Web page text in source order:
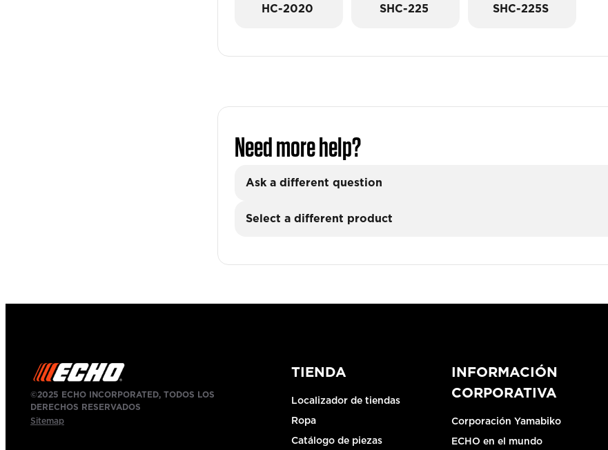
HC-2020 SHC-225 SHC-225S
Need more help?
Ask a different question
Select a different product
©2025 ECHO INCORPORATED, TODOS LOS
DERECHOS RESERVADOS
Sitemap
TIENDA
Localizador de tiendas
Ropa
Catálogo de piezas
INFORMACIÓN
CORPORATIVA
Corporación Yamabiko
ECHO en el mundo